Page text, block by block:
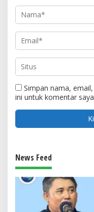
Simpan nama,
ini untuk komentar
News Feed